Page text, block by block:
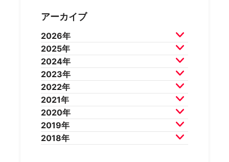
アーカイブ
2026年
2026年7月 2026年6月
2026年5月 2026年4月
2026年3月 2026年2月
2025年
2025年12月2025年11月
2025年10月2025年9月
2025年8月 2025年7月
2025年6月
2025年4月
2025年2月
2024年
2024年12月2024年11月
2024年10月2024年9月
2024年8月 2024年7月
2024年6月
2024年4月
2024年2月
2023年
2023年12月2023年11月
2023年10月2023年9月
2023年8月 2023年7月
2023年6月
2023年4月
2022年
2022年12月2022年11月
2022年10月2022年9月
2022年8月 2022年7月
2022年6月
2021年
2021年12月2021年11月
2021年10月2021年9月
2021年8月 2021年7月
2020年
2020年12月2020年11月
2020年10月2020年9月
2019年
2019年12月2019年11月
2018年